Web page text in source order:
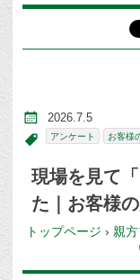
2026.7.5
アンケート お客様
現場を見て
た｜お客様
トップページ › 親